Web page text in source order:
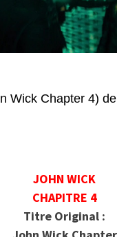
Wick Chapter 4) de
JOHN WICK
CHAPITRE 4
Titre Original :